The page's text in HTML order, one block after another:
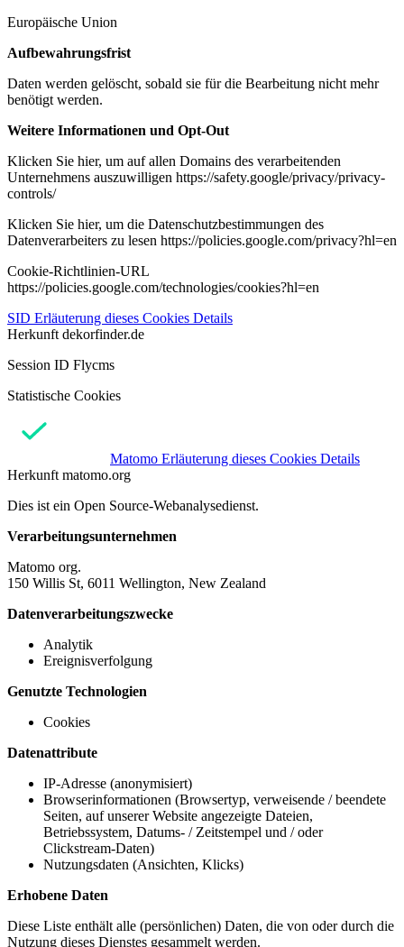
Europäische Union
Aufbewahrungsfrist
Daten werden gelöscht, sobald sie für die Bearbeitung nicht mehr
benötigt werden.
Weitere Informationen und Opt-Out
Klicken Sie hier, um auf allen Domains des verarbeitenden
Unternehmens auszuwilligen https://safety.google/privacy/privacy-
controls/
Klicken Sie hier, um die Datenschutzbestimmungen des
Datenverarbeiters zu lesen https://policies.google.com/privacy?hl=en
Cookie-Richtlinien-URL
https://policies.google.com/technologies/cookies?hl=en
SID Erläuterung dieses Cookies Details
Herkunft dekorfinder.de
Session ID Flycms
Statistische Cookies
Matomo Erläuterung dieses Cookies Details
Herkunft matomo.org
Dies ist ein Open Source-Webanalysedienst.
Verarbeitungsunternehmen
Matomo org.
150 Willis St, 6011 Wellington, New Zealand
Datenverarbeitungszwecke
Analytik
Ereignisverfolgung
Genutzte Technologien
Cookies
Datenattribute
IP-Adresse (anonymisiert)
Browserinformationen (Browsertyp, verweisende / beendete
Seiten, auf unserer Website angezeigte Dateien,
Betriebssystem, Datums- / Zeitstempel und / oder
Clickstream-Daten)
Nutzungsdaten (Ansichten, Klicks)
Erhobene Daten
Diese Liste enthält alle (persönlichen) Daten, die von oder durch die
Nutzung dieses Dienstes gesammelt werden.